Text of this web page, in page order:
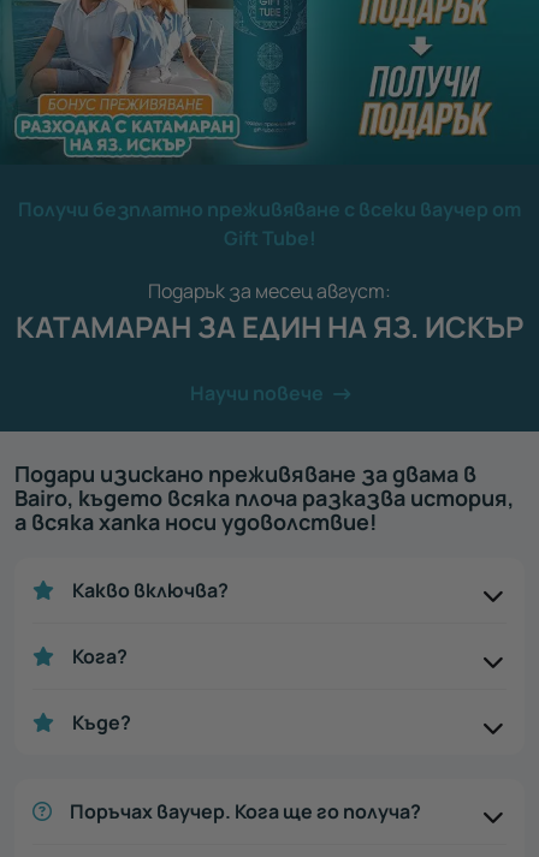
Получи безплатно преживяване с всеки ваучер от
Gift Tube!
Подарък за месец август:
КАТАМАРАН ЗА ЕДИН НА ЯЗ. ИСКЪР
Научи повече
Подари изискано преживяване за двама в
Bairo, където всяка плоча разказва история,
а всяка хапка носи удоволствие!
Какво включва?
Кога?
Къде?
Поръчах ваучер. Кога ще го получа?